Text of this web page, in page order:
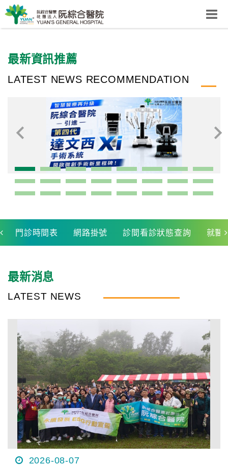
粉絲團
網站導覽
Select Language ▼
健
康
照
體
識
綜
最新資訊推薦
LATEST NEWS RECOMMENDATION
門診時間表 網路掛號 診間看診狀態查詢 就醫
最新消息
LATEST NEWS
2026-08-07